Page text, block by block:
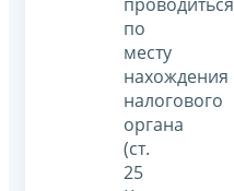
по
месту
нахождения
налогового
органа
(ст.
25